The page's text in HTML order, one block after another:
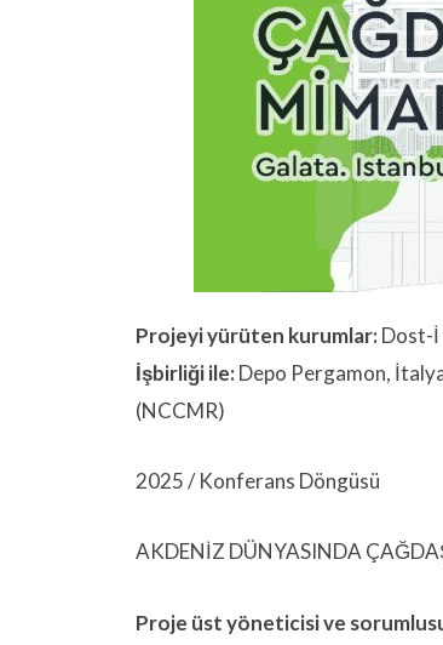
Projeyi yürüten kurumlar:Dost-İ
İşbirliği ile:Depo Pergamon,
(NCCMR)
2025 / Konferans Döngüsü
AKDENİZ DÜNYASINDA
Proje üst yöneticisi ve